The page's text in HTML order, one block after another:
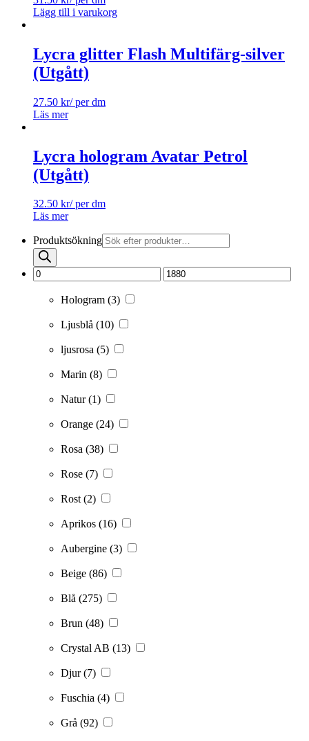
Lägg till i varukorg
Lycra glitter Flash Multifärg-silver
(Utgått)
27.50 kr/ per dm
Läs mer
Lycra hologram Avatar Petrol
(Utgått)
32.50 kr/ per dm
Läs mer
Produktsökning
Hologram (3)
Ljusblå (10)
ljusrosa (5)
Marin (8)
Natur(1)
Orange (24)
Rosa (38)
Rose (7)
Rost(2)
Aprikos (16)
Aubergine (3)
Beige (86)
Blå (275)
Brun (48)
Crystal AB (13)
Djur(7)
Fuschia (4)
Grå (92)